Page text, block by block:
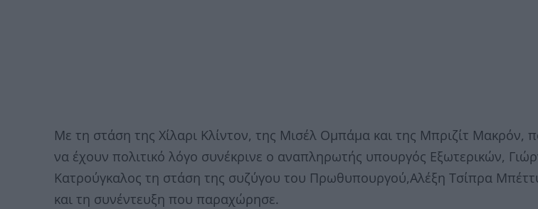
Mε τη στάση της Χίλαρι Κλίντον, της Μισέλ Ομπάμα και της Μπριζίτ Μακρόν,
να έχουν πολιτικό λόγο συνέκρινε o αναπληρωτής υπουργός Εξωτερικών,
Κατρούγκαλος τη στάση της συζύγου του Πρωθυπουργού,Αλέξη Τσίπρα
και τη συνέντευξη που παραχώρησε.